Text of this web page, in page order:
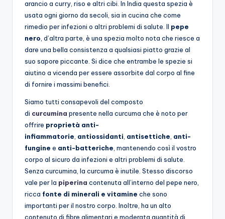
arancio a curry, riso e altri cibi. In India questa spezia è
usata ogni giorno da secoli, sia in cucina che come
rimedio per infezioni o altri problemi di salute. Il pepe
nero, d’altra parte, è una spezia molto nota che riesce a
dare una bella consistenza a qualsiasi piatto grazie al
suo sapore piccante. Si dice che entrambe le spezie si
aiutino a vicenda per essere assorbite dal corpo al fine
di fornire i massimi benefici.
Siamo tutti consapevoli del composto
di curcumina presente nella curcuma che è noto per
offrire proprietà anti-
infiammatorie, antiossidanti, antisettiche, anti-
fungine e anti-batteriche, mantenendo così il vostro
corpo al sicuro da infezioni e altri problemi di salute.
Senza curcumina, la curcuma è inutile. Stesso discorso
vale per la piperina contenuta all’interno del pepe nero,
ricca fonte di minerali e vitamine che sono
importanti per il nostro corpo. Inoltre, ha un alto
contenuto di fibre alimentari e moderata quantità di